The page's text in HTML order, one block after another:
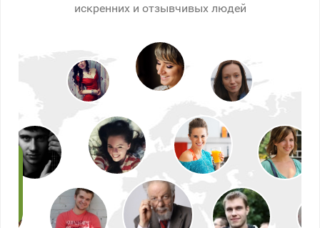
искренних и отзывчивых людей